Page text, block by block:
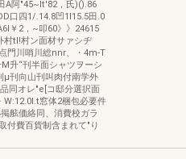
A阿"45~lt'82，氏)().86
口四1/.14.8凹1I15.5田.0
￥2，~叩60》》24615
村tI!村ン面材サァシヂ
門川哨川総nnr、・4m-T
升“刊半面シャツヲーシ
μ刊向山刊叫肉付南学外
同オレ"e[コ邸分選択面
W:12.0l.t窓体2梱包必要件
舷価絡同、消費校ガラ
付費百貨制含まれて"り